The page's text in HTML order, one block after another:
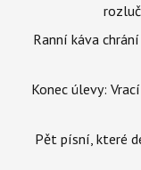
Ranní káva
Konec úlevy:
Pět písní, které